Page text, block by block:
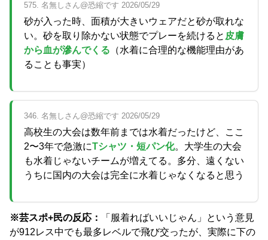
575. 名無しさん@恐縮です 2026/05/29
砂が入った時、面積が大きいウェアだと砂が取れな
い。砂を取り除かない状態でプレーを続けると 皮膚
から血が滲んでくる （水着に合理的な機能理由があ
ることも事実）
346. 名無しさん@恐縮です 2026/05/29
高校生の大会は数年前までは水着だったけど、ここ
2〜3年で急激にTシャツ・短パン化。大学生の大会
も水着じゃないチームが増えてる。多分、遠くない
うちに国内の大会は完全に水着じゃなくなると思う
※芸スポ+民の反応：
「服着ればいいじゃん」という意見
が912レス中でも最多レベルで飛び交ったが、実際に下の